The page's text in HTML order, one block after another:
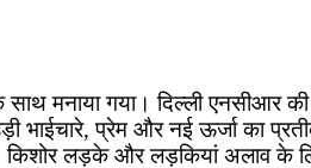
मनाया गया। दिल्ली एनसीआर
प्रेम और नई ऊर्जा का
किशोर लड़के और लड़कियां अलाव के